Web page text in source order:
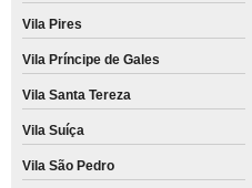
Vila Pires
Vila Príncipe de Gales
Vila Santa Tereza
Vila Suíça
Vila São Pedro